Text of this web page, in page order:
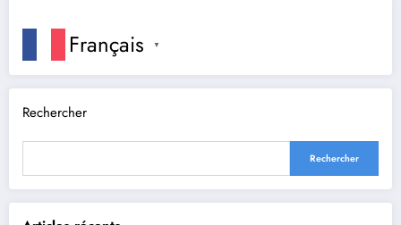
Français ▼
Rechercher
Rechercher